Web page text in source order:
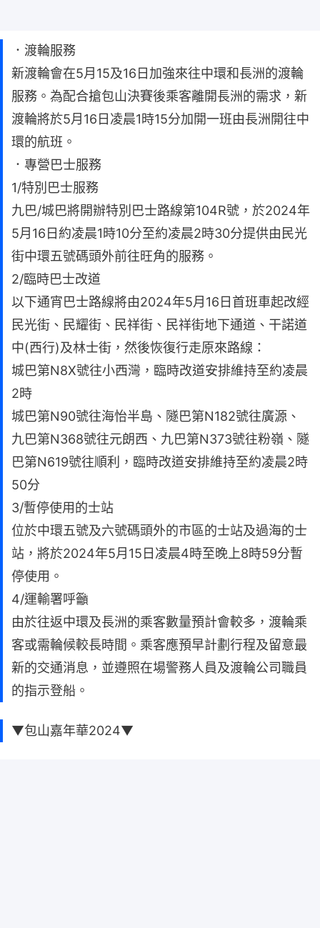
．渡輪服務
新渡輪會在5月15及16日加強來往中環和長洲的渡輪
服務。為配合搶包山決賽後乘客離開長洲的需求，新
渡輪將於5月16日凌晨1時15分加開一班由長洲開往中
環的航班。
．專營巴士服務
1/特別巴士服務
九巴/城巴將開辦特別巴士路線第104R號，於2024年
5月16日約凌晨1時10分至約凌晨2時30分提供由民光
街中環五號碼頭外前往旺角的服務。
2/臨時巴士改道
以下通宵巴士路線將由2024年5月16日首班車起改經
民光街、民耀街、民祥街、民祥街地下通道、干諾道
中(西行)及林士街，然後恢復行走原來路線：
城巴第N8X號往小西灣，臨時改道安排維持至約凌晨
2時
城巴第N90號往海怡半島、隧巴第N182號往廣源、
九巴第N368號往元朗西、九巴第N373號往粉嶺、隧
巴第N619號往順利，臨時改道安排維持至約凌晨2時
50分
3/暫停使用的士站
位於中環五號及六號碼頭外的市區的士站及過海的士
站，將於2024年5月15日凌晨4時至晚上8時59分暫
停使用。
4/運輸署呼籲
由於往返中環及長洲的乘客數量預計會較多，渡輪乘
客或需輪候較長時間。乘客應預早計劃行程及留意最
新的交通消息，並遵照在場警務人員及渡輪公司職員
的指示登船。
▼包山嘉年華2024▼